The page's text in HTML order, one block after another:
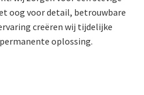
oog voor detail, betrouwbare
creëren wij tijdelijke
oplossing.